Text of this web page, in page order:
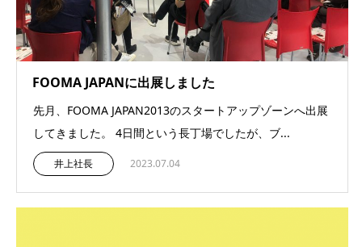
FOOMA JAPANに出展しました
先月、FOOMA JAPAN2013のスタートアップゾーンへ出展
してきました。 4日間という長丁場でしたが、ブ...
井上社長 2023.07.04